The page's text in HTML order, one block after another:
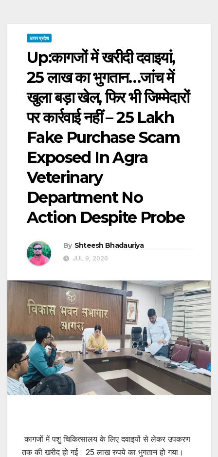
उत्तर प्रदेश
Up:कागजों में खरीदी दवाइयां,
25 लाख का भुगतान…जांच में
खुला बड़ा खेल, फिर भी जिम्मेदारों
पर कार्रवाई नहीं – 25 Lakh
Fake Purchase Scam
Exposed In Agra
Veterinary
Department No
Action Despite Probe
By Shteesh Bhadauriya
JUL 9, 2026
कागजों में पशु चिकित्सालय के लिए दवाइयों से लेकर उपकरण
तक की खरीद हो गई। 25 लाख रुपये का भुगतान हो गया।